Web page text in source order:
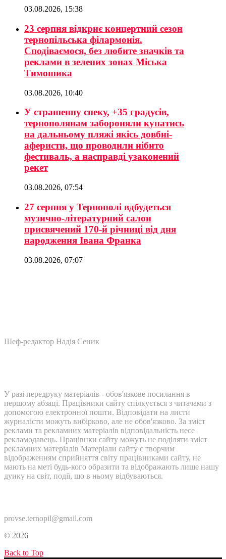
03.08.2026, 15:38
23 серпня відкриє концертний сезон
тернопільська філармонія.
Сподіваємося, без любите значків та
реклами в зелених зонах Міська
Тимошика
03.08.2026, 10:40
У страшенну спеку, +35 градусів,
тернополянам забороняли купатись
на дальньому пляжі якісь довбні-
аферисти, що проводили нібито
фестиваль, а насправді узаконений
рекет
03.08.2026, 07:54
27 серпня у Тернополі вдбудеться
музично-літературний салон
присвячений 170-й річниці від дня
народження Івана Франка
03.08.2026, 07:07
Шеф-редактор Надія Сеник
У разі передруку матеріалів - обов'язкове посилання в
першому абзаці. Працівники сайту спілкується з читачами з
допомогою електронної пошти. Відповідати на листи
журналісти можуть вибірково, але не обов'язково. За зміст
реклами та рекламних матеріалів відповідальність несе
рекламодавець. Працівнки сайту можуть не поділяти зміст
рекламних матеріалів Матеріали сайту є творчим
відображенням сприйняття світу працівниками сайту, не
мають на меті будь-кого образити та відображають лише нашу
дуику на світ, події, що в ньому відбуваються.
provse.ternopil@gmail.com
© 2026
Back to Top